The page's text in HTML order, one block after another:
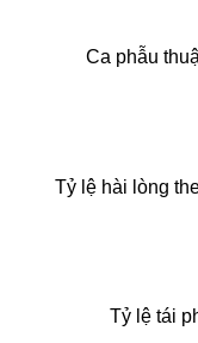
Ca phẫu
Tỷ lệ hài lòng
Tỷ lệ tái